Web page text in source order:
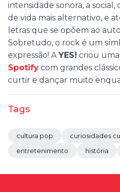
intensidade sonora, a
de vida mais alternativo, e
letras que se opõem ao
Sobretudo, o rock é um
expressão! AYES! criou uma
Spotify com grandes
curtir e dançar muito
Tags
cultura pop
curiosidades
entretenimento
história